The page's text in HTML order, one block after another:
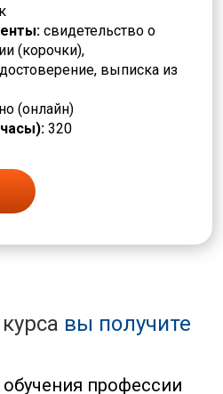
свидетельство о
(корочки),
выписка из
(онлайн)
320
вы получите
профессии